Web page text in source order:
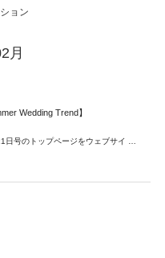
ョン
月
Wedding Trend】
日号のトップページをウェブサイ …